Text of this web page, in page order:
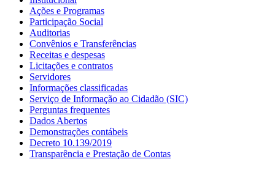
Ações e Programas
Participação Social
Auditorias
Convênios e Transferências
Receitas e despesas
Licitações e contratos
Servidores
Informações classificadas
Serviço de Informação ao Cidadão (SIC)
Perguntas frequentes
Dados Abertos
Demonstrações contábeis
Decreto 10.139/2019
Transparência e Prestação de Contas